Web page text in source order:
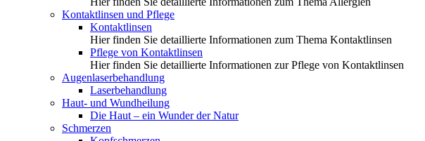
Kontaktlinsen und Pflege
Kontaktlinsen
Hier finden Sie detaillierte Informationen zum Thema Kontaktlinsen
Pflege von Kontaktlinsen
Hier finden Sie detaillierte Informationen zur Pflege von Kontaktlinsen
Augenlaserbehandlung
Laserbehandlung
Haut- und Wundheilung
Die Haut – ein Wunder der Natur
Schmerzen